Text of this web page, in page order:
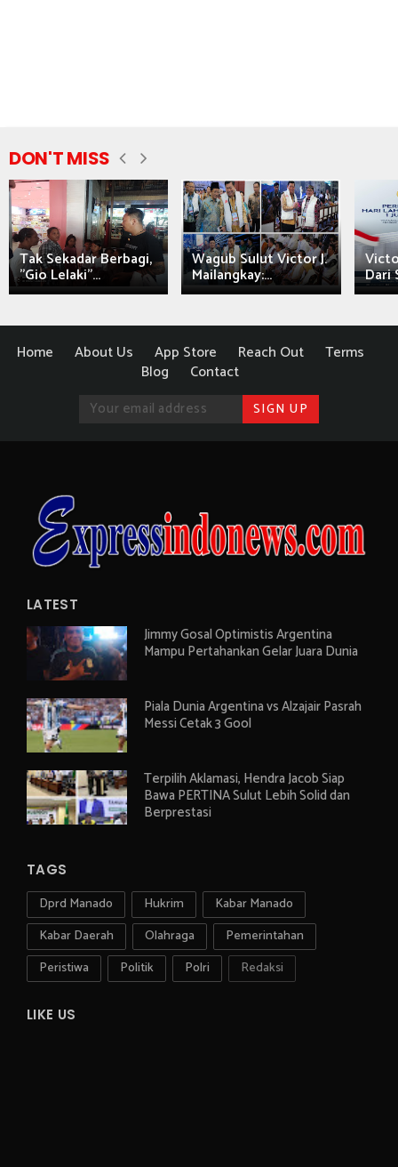
DON'T MISS
Tak Sekadar Berbagi,
"Gio Lelaki"...
Wagub Sulut Victor J.
Mailangkay:... Dari
Home About Us App Store Reach Out
Terms
Blog
Contact
LATEST
Jimmy Gosal Optimistis Argentina
Mampu Pertahankan Gelar Juara Dunia
Piala Dunia Argentina vs Alzajair Pasrah
Messi Cetak 3 Gool
Terpilih Aklamasi, Hendra Jacob Siap
Bawa PERTINA Sulut Lebih Solid dan
Berprestasi
TAGS
Dprd Manado Hukrim
Kabar Manado
Kabar Daerah
Olahraga
Pemerintahan
Peristiwa
Politik Polri Redaksi
LIKE US